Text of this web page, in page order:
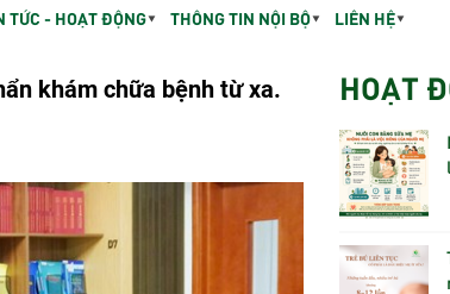
TỨC - HOẠT ĐỘNG THÔNG TIN NỘI BỘ LIÊN HỆ
khám chữa bệnh từ xa. HOẠT